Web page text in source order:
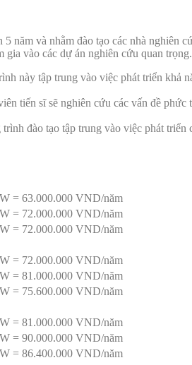
năm và nhằm đào tạo các nhà nghiên
vào các dự án nghiên cứu quan trọng.
này tập trung vào việc phát triển khả
tiến sĩ sẽ nghiên cứu các vấn đề
trình đào tạo tập trung vào việc phát
= 63.000.000 VND/năm
= 72.000.000 VND/năm
= 72.000.000 VND/năm
= 72.000.000 VND/năm
= 81.000.000 VND/năm
= 75.600.000 VND/năm
= 81.000.000 VND/năm
= 90.000.000 VND/năm
= 86.400.000 VND/năm